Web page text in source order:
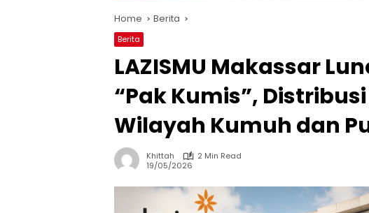
Home Berita
Berita
LAZISMU Makassar
“Pak Kumis”,
Wilayah Kumuh dan
Khittah
2 Min Read
19/05/2026